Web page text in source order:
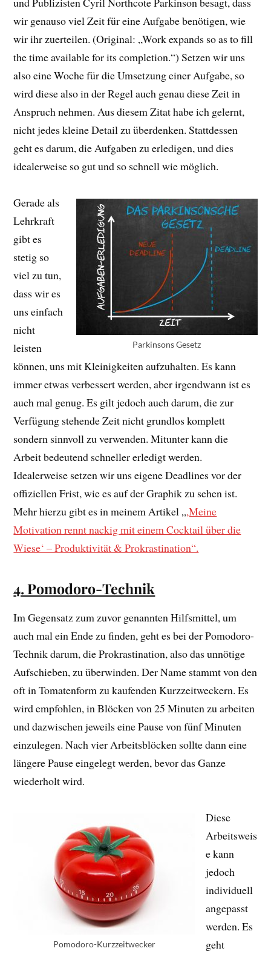
wir genauso viel Zeit für eine Aufgabe benötigen, wie
wir ihr zuerteilen. (Original: „Work expands so as to fill
the time available for its completion.“) Setzen wir uns
also eine Woche für die Umsetzung einer Aufgabe, so
wird diese also in der Regel auch genau diese Zeit in
Anspruch nehmen. Aus diesem Zitat habe ich gelernt,
nicht jedes kleine Detail zu überdenken. Stattdessen
geht es darum, die Aufgaben zu erledigen, und dies
idealerweise so gut und so schnell wie möglich.
Parkinsons Gesetz
Gerade als
Lehrkraft
gibt es
stetig so
viel zu tun,
dass wir es
uns einfach
nicht
leisten
können, uns mit Kleinigkeiten aufzuhalten. Es kann
immer etwas verbessert werden, aber irgendwann ist es
auch mal genug. Es gilt jedoch auch darum, die zur
Verfügung stehende Zeit nicht grundlos komplett
sondern sinnvoll zu verwenden. Mitunter kann die
Arbeit bedeutend schneller erledigt werden.
Idealerweise setzen wir uns eigene Deadlines vor der
offiziellen Frist, wie es auf der Graphik zu sehen ist.
Mehr hierzu gibt es in meinem Artikel „,Meine
Motivation rennt nackig mit einem Cocktail über die
Wiese‘ – Produktivität & Prokrastination“.
4. Pomodoro-Technik
Im Gegensatz zum zuvor genannten Hilfsmittel, um
auch mal ein Ende zu finden, geht es bei der Pomodoro-
Technik darum, die Prokrastination, also das unnötige
Aufschieben, zu überwinden. Der Name stammt von den
oft in Tomatenform zu kaufenden Kurzzeitweckern. Es
wird empfohlen, in Blöcken von 25 Minuten zu arbeiten
und dazwischen jeweils eine Pause von fünf Minuten
einzulegen. Nach vier Arbeitsblöcken sollte dann eine
längere Pause eingelegt werden, bevor das Ganze
wiederholt wird.
Pomodoro-Kurzzeitwecker
Diese
Arbeitsweis
e kann
jedoch
individuell
angepasst
werden. Es
geht